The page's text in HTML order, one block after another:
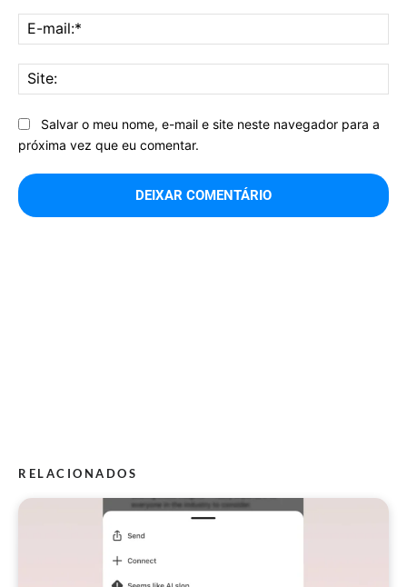
Salvar o meu nome, e-mail e site neste navegador para a
próxima vez que eu comentar.
RELACIONADOS